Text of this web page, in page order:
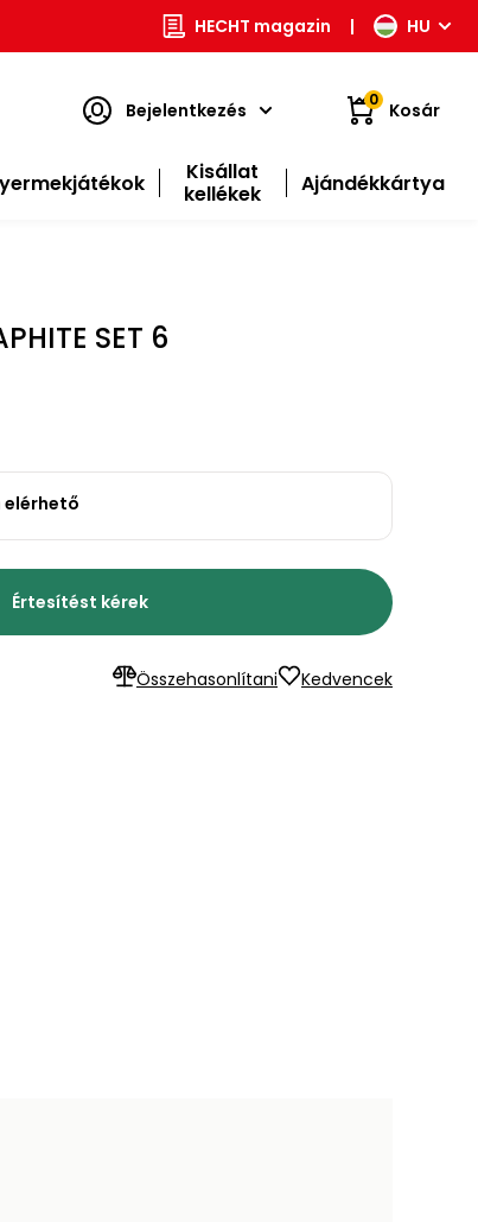
HECHT magazin | HU
Bejelentkezés 0 Kosár
Kisállat
kellékek
Ajándékkártya
SET 6
elérhető
Értesítést kérek
Összehasonlítani Kedvencek